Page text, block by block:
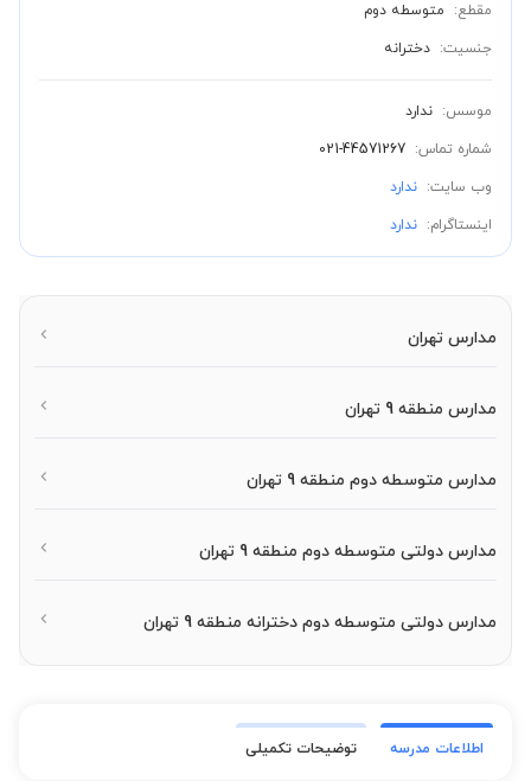
مدارس تهران
مدارس منطقه 9 تهران
مدارس متوسطه دوم منطقه 9 تهران
مدارس دولتی متوسطه دوم منطقه 9 تهران
مدارس دولتی متوسطه دوم دخترانه منطقه 9 تهران
مقطع:
متوسطه دوم
جنسیت: دخترانه
موسس: ندارد
شماره تماس: 021-44571267
وب سایت: ندارد
اینستاگرام: ندارد
اطلاعات مدرسه توضیحات تکمیلی